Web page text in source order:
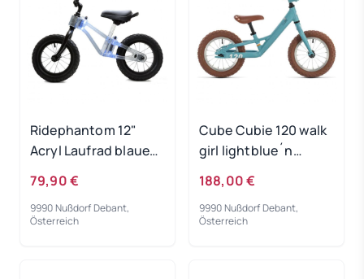
Ridephantom 12"
Acryl Laufrad blaues
79,90 €
9990 Nußdorf Debant,
Österreich
Cube Cubie 120 walk
girl lightblue´n
188,00 €
9990 Nußdorf Debant,
Österreich